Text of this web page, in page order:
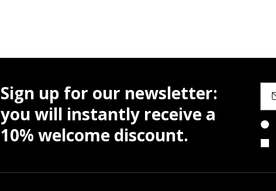
Sign up for our newsletter:
you will instantly receive a
10% welcome discount.